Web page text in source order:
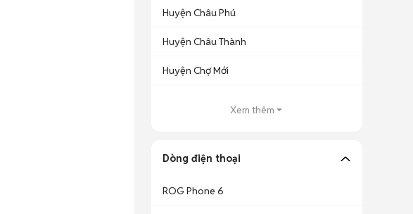
Huyện Châu Phú
Huyện Châu Thành
Huyện Chợ Mới
Xem thêm
Dòng điện thoại
ROG Phone 6